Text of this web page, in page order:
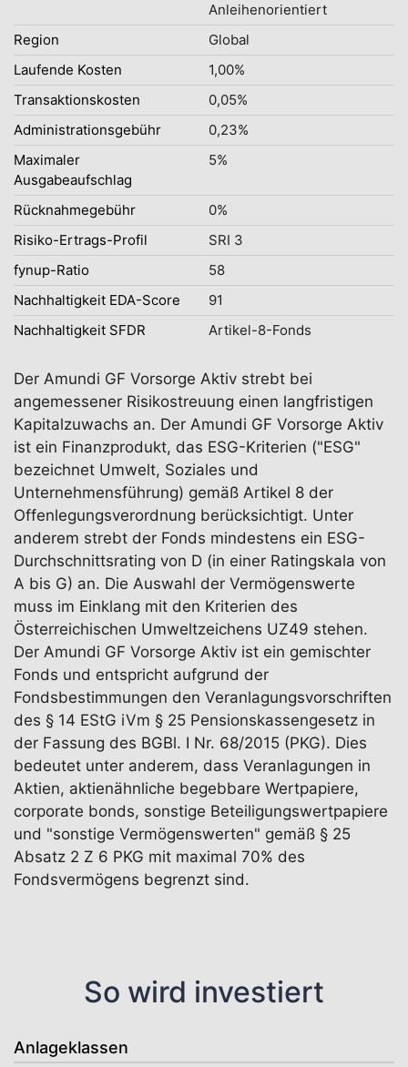
Anleihenorientiert
Region
Global
Laufende Kosten
1,00%
Transaktionskosten
0,05%
Administrationsgebühr
0,23%
Maximaler
Ausgabeaufschlag
5%
Rücknahmegebühr
0%
Risiko-Ertrags-Profil
SRI 3
fynup-Ratio
58
Nachhaltigkeit EDA-Score
91
Nachhaltigkeit SFDR
Artikel-8-Fonds
Der Amundi GF Vorsorge Aktiv strebt bei
angemessener Risikostreuung einen langfristigen
Kapitalzuwachs an. Der Amundi GF Vorsorge Aktiv
ist ein Finanzprodukt, das ESG-Kriterien ("ESG"
bezeichnet Umwelt, Soziales und
Unternehmensführung) gemäß Artikel 8 der
Offenlegungsverordnung berücksichtigt. Unter
anderem strebt der Fonds mindestens ein ESG-
Durchschnittsrating von D (in einer Ratingskala von
A bis G) an. Die Auswahl der Vermögenswerte
muss im Einklang mit den Kriterien des
Österreichischen Umweltzeichens UZ49 stehen.
Der Amundi GF Vorsorge Aktiv ist ein gemischter
Fonds und entspricht aufgrund der
Fondsbestimmungen den Veranlagungsvorschriften
des § 14 EStG iVm § 25 Pensionskassengesetz in
der Fassung des BGBl. I Nr. 68/2015 (PKG). Dies
bedeutet unter anderem, dass Veranlagungen in
Aktien, aktienähnliche begebbare Wertpapiere,
corporate bonds, sonstige Beteiligungswertpapiere
und "sonstige Vermögenswerten" gemäß § 25
Absatz 2 Z 6 PKG mit maximal 70% des
Fondsvermögens begrenzt sind.
So wird investiert
Anlageklassen